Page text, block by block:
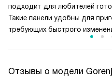
подходит для любителей
Такие панели удобны для
требующих быстрого
Отзывы о модели